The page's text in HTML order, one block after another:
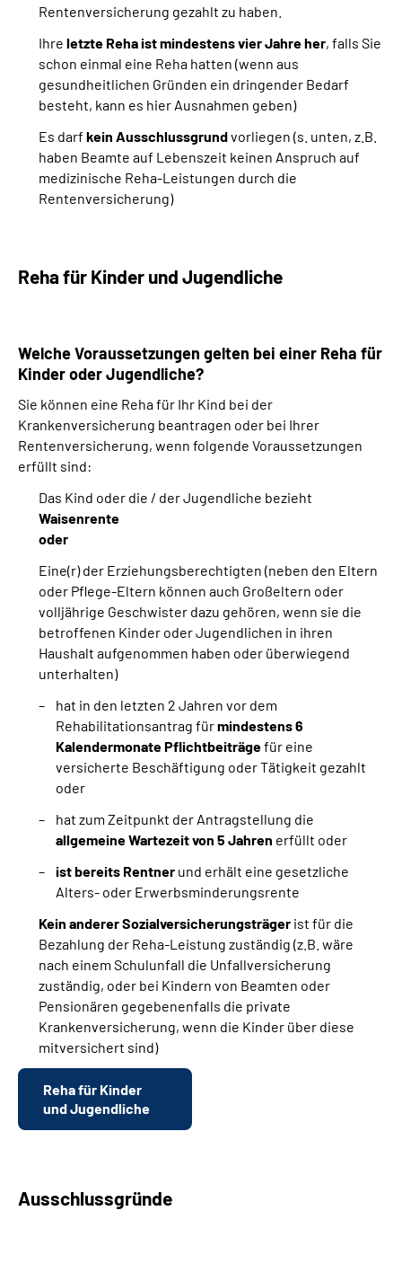
Rentenversicherung gezahlt zu haben.
Ihre letzte Reha ist mindestens vier Jahre her, falls Sie
schon einmal eine Reha hatten (wenn aus
gesundheitlichen Gründen ein dringender Bedarf
besteht, kann es hier Ausnahmen geben)
Es darf kein Ausschlussgrundvorliegen (s. unten, z.B.
haben Beamte auf Lebenszeit keinen Anspruch auf
medizinische Reha-Leistungen durch die
Rentenversicherung)
Reha für Kinder und Jugendliche
Welche Voraussetzungen gelten bei einer Reha für
Kinder oder Jugendliche?
Sie können eine Reha für Ihr Kind bei der
Krankenversicherung beantragen oder bei Ihrer
Rentenversicherung, wenn folgende Voraussetzungen
erfüllt sind:
Das Kind oder die / der Jugendliche bezieht
Waisenrente
oder
Eine(r) der Erziehungsberechtigten (neben den Eltern
oder Pflege-Eltern können auch Großeltern oder
volljährige Geschwister dazu gehören, wenn sie die
betroffenen Kinder oder Jugendlichen in ihren
Haushalt aufgenommen haben oder überwiegend
unterhalten)
hat in den letzten 2 Jahren vor dem
Rehabilitationsantrag fürmindestens 6
Kalendermonate Pflichtbeiträgefür eine
versicherte Beschäftigung oder Tätigkeit gezahlt
oder
hat zum Zeitpunkt der Antragstellung die
allgemeine Wartezeit von 5 Jahren erfüllt oder
ist bereits Rentner und erhält eine gesetzliche
Alters- oder Erwerbsminderungsrente
Kein anderer Sozialversicherungsträger ist für die
Bezahlung der Reha-Leistung zuständig (z.B. wäre
nach einem Schulunfall die Unfallversicherung
zuständig, oder bei Kindern von Beamten oder
Pensionären gegebenenfalls die private
Krankenversicherung, wenn die Kinder über diese
mitversichert sind)
Reha für Kinder
und Jugendliche
Ausschlussgründe